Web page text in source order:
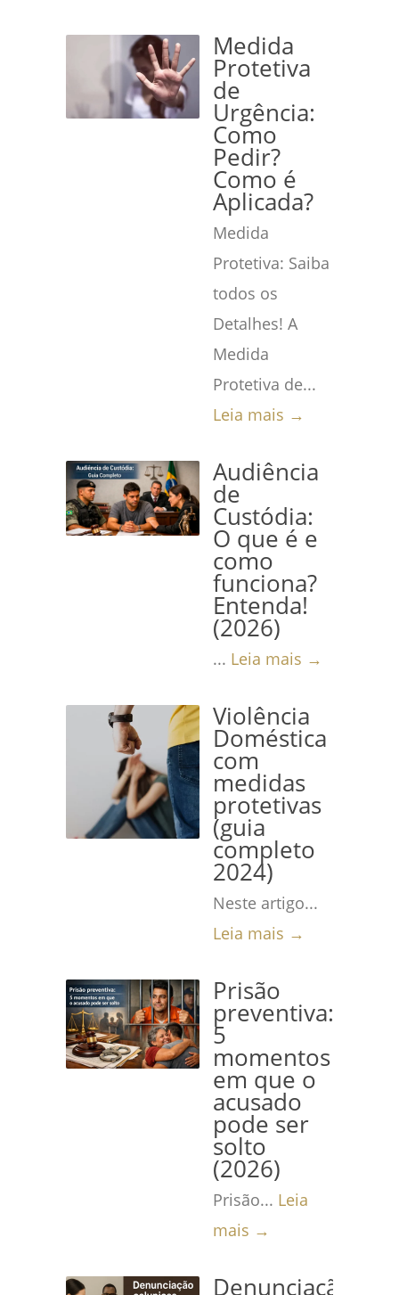
Medida
Protetiva
de
Urgência:
Como
Pedir?
Como é
Aplicada?
Medida
Protetiva: Saiba
todos os
Detalhes! A
Medida
Protetiva de...
Leia mais →
Audiência
de
Custódia:
O que é e
como
funciona?
Entenda!
(2026)
... Leia mais →
Violência
Doméstica
com
medidas
protetivas
(guia
completo
2024)
Neste artigo...
Leia mais →
Prisão
preventiva:
5
momentos
em que o
acusado
pode ser
solto
(2026)
Prisão... Leia
mais →
Denunciação